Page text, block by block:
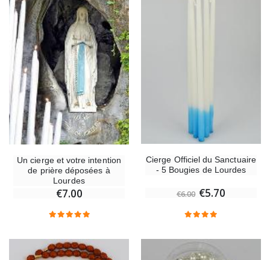
Un cierge et votre intention
de prière déposées à
Lourdes
€7.00
Cierge Officiel du Sanctuaire
- 5 Bougies de Lourdes
€6.00 €5.70